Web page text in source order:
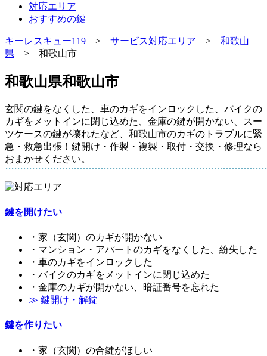
対応エリア
おすすめの鍵
キーレスキュー119 > サービス対応エリア > 和歌山
県 > 和歌山市
和歌山県和歌山市
玄関の鍵をなくした、車のカギをインロックした、バイクの
カギをメットインに閉じ込めた、金庫の鍵が開かない、スー
ツケースの鍵が壊れたなど、和歌山市のカギのトラブルに緊
急・救急出張！鍵開け・作製・複製・取付・交換・修理なら
おまかせください。
鍵を開けたい
・家（玄関）のカギが開かない
・マンション・アパートのカギをなくした、紛失した
・車のカギをインロックした
・バイクのカギをメットインに閉じ込めた
・金庫のカギが開かない、暗証番号を忘れた
≫ 鍵開け・解錠
鍵を作りたい
・家（玄関）の合鍵がほしい